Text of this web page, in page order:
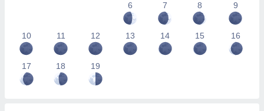
6
7 8 9
10 11 12 13 14 15 16
17 18 19